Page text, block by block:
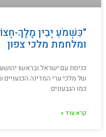
"כִּשְׁמֹעַ יָבִין מֶלֶךְ-
ומלחמת מלכי צפון
כניסת עם ישראל ובראשו
של מלכי ערי המדינה
כמו הגבעונים
קרא עוד »